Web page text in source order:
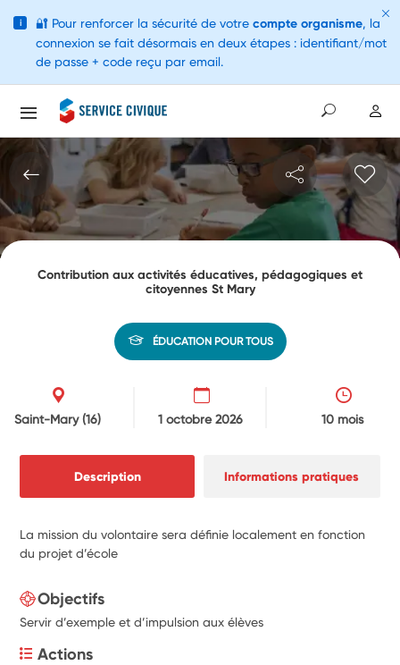
Contribution aux activités éducatives, pédagogiques et
citoyennes St Mary
ÉDUCATION POUR TOUS
Saint-Mary(16) 1 octobre 2026 10 mois
Description Informations pratiques
La mission du volontaire sera définie localement en fonction
du projet d’école
Objectifs
Servir d’exemple et d’impulsion aux élèves
Actions
i 🔐 Pour renforcer la sécurité de votre compte organisme, la
connexion se fait désormais en deux étapes : identifiant/mot
de passe + code reçu par email.